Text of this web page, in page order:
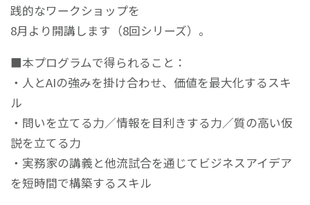
践的なワークショップを
8月より開講します（8回シリーズ）。
■本プログラムで得られること：
・人とAIの強みを掛け合わせ、価値を最大化するスキ
ル
・問いを立てる力／情報を目利きする力／質の高い仮
説を立てる力
・実務家の講義と他流試合を通じてビジネスアイデア
を短時間で構築するスキル